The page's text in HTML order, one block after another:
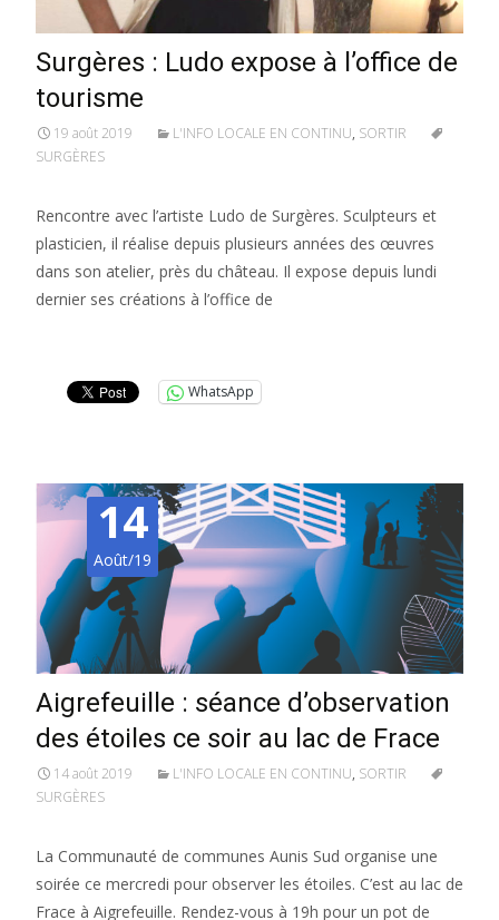
Surgères : Ludo expose à l’office de
tourisme
19 août 2019 L'INFO LOCALE EN CONTINU, SORTIR
SURGÈRES
Rencontre avec l’artiste Ludo de Surgères. Sculpteurs et
plasticien, il réalise depuis plusieurs années des œuvres
dans son atelier, près du château. Il expose depuis lundi
dernier ses créations à l’office de
WhatsApp
14
Août/19
Aigrefeuille : séance d’observation
des étoiles ce soir au lac de Frace
14 août 2019 L'INFO LOCALE EN CONTINU, SORTIR
SURGÈRES
La Communauté de communes Aunis Sud organise une
soirée ce mercredi pour observer les étoiles. C’est au lac de
Frace à Aigrefeuille. Rendez-vous à 19h pour un pot de